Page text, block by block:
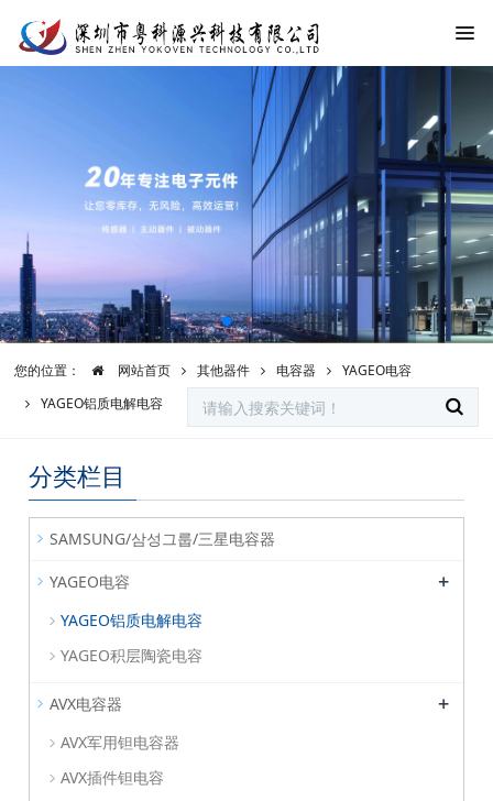
您的位置： 网站首页 其他器件 电容器
YAGEO电容
YAGEO铝质电解电容
分类栏目
SAMSUNG/삼성그룹/三星电容器
YAGEO电容 +
YAGEO铝质电解电容
YAGEO积层陶瓷电容
AVX电容器 +
AVX军用钽电容器
AVX插件钽电容